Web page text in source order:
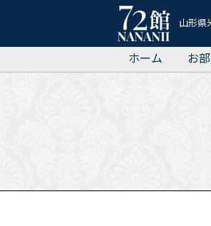
ホ
テ
ル
山形県
ホーム
お